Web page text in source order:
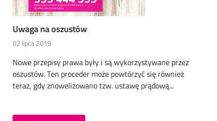
Uwaga na oszustów
02 lipca 2019
Nowe przepisy prawa były i są wykorzystywane przez
oszustów. Ten proceder może powtórzyć się również
teraz, gdy znowelizowano tzw. ustawę prądową...